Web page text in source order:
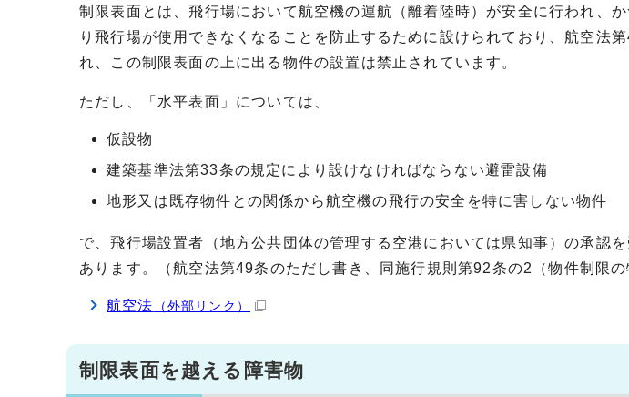
制限表面とは、飛行場において航空機の運航（離着陸時）が安全に行われ、
り飛行場が使用できなくなることを防止するために設けられており、航空法
れ、この制限表面の上に出る物件の設置は禁止されています。
ただし、「水平表面」については、
仮設物
建築基準法第33条の規定により設けなければならない避雷設備
地形又は既存物件との関係から航空機の飛行の安全を特に害しない物件
で、飛行場設置者（地方公共団体の管理する空港においては県知事）の承認
あります。（航空法第49条のただし書き、同施行規則第92条の2（物件制限の
航空法 （外部リンク）
制限表面を越える障害物